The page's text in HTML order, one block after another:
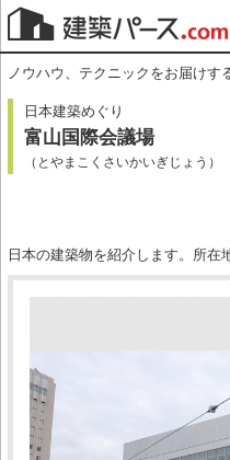
ノウハウ、テクニックをお届けす
日本建築めぐり
富山国際会議場
（とやまこくさいかいぎじょう）
日本の建築物を紹介します。所在